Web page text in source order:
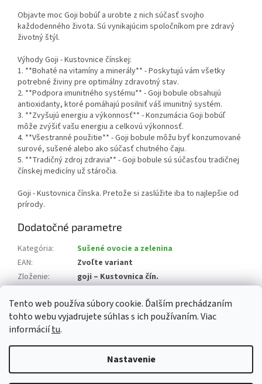
Tento web používa súbory cookie. Ďalším prechádzaním
tohto webu vyjadrujete súhlas s ich používaním. Viac
informáciítu.
Nastavenie
Objavte moc Goji bobúľ a urobte z nich súčasť svojho
každodenného života. Sú vynikajúcim spoločníkom pre zdravý
životný štýl.
Výhody Goji - Kustovnice čínskej:
1. **Bohaté na vitamíny a minerály** - Poskytujú vám všetky
potrebné živiny pre optimálny zdravotný stav.
2. **Podpora imunitného systému** - Goji bobule obsahujú
antioxidanty, ktoré pomáhajú posilniť váš imunitný systém.
3. **Zvyšujú energiu a výkonnosť** - Konzumácia Goji bobúľ
môže zvýšiť vašu energiu a celkovú výkonnosť.
4. **Všestranné použitie** - Goji bobule môžu byť konzumované
surové, sušené alebo ako súčasť chutného čaju.
5. **Tradičný zdroj zdravia** - Goji bobule sú súčasťou tradičnej
čínskej medicíny už stáročia.
Goji - Kustovnica čínska. Pretože si zaslúžite iba to najlepšie od
prírody.
Dodatočné parametre
Kategória:
Sušené ovocie a zelenina
EAN:
Zvoľte variant
Zloženie:
goji – Kustovnica čín.
Alergény: produkt nie je alergén
Vytvoril Shoptet